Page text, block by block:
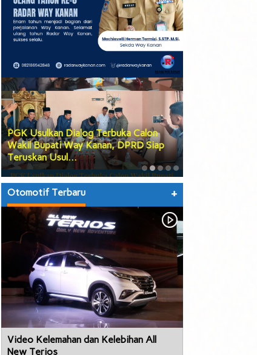
PGK Usulkan Dialog Terbuka Calon
Wakil Bupati Way Kanan, DPRD Siap
Teruskan Usul…
Otomotif Terbaru +
Video Kelemahan dan Kelebihan All
New Terios